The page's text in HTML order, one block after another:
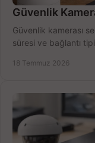
Güvenlik
Güvenlik kamerası
süresi ve bağlantı
18 Temmuz 2026